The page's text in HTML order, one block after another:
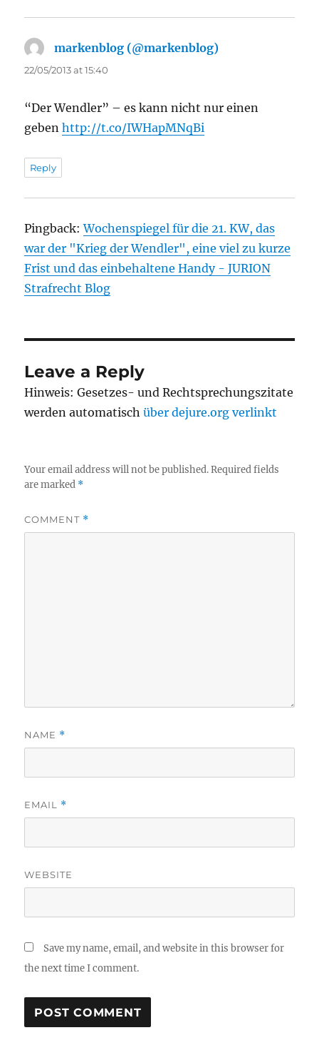
markenblog (@markenblog)
22/05/2013 at 15:40
“Der Wendler” – es kann nicht nur einen
gebenhttp://t.co/IWHapMNqBi
Reply
Pingback:Wochenspiegel für die 21. KW, das
war der "Krieg der Wendler", eine viel zu kurze
Frist und das einbehaltene Handy - JURION
Strafrecht Blog
Leave a Reply
Hinweis: Gesetzes- und Rechtsprechungszitate
werden automatischüber dejure.org verlinkt
Your email address will not be published. Required fields
are marked *
COMMENT *
NAME *
EMAIL *
WEBSITE
Save my name, email, and website in this browser for
the next time I comment.